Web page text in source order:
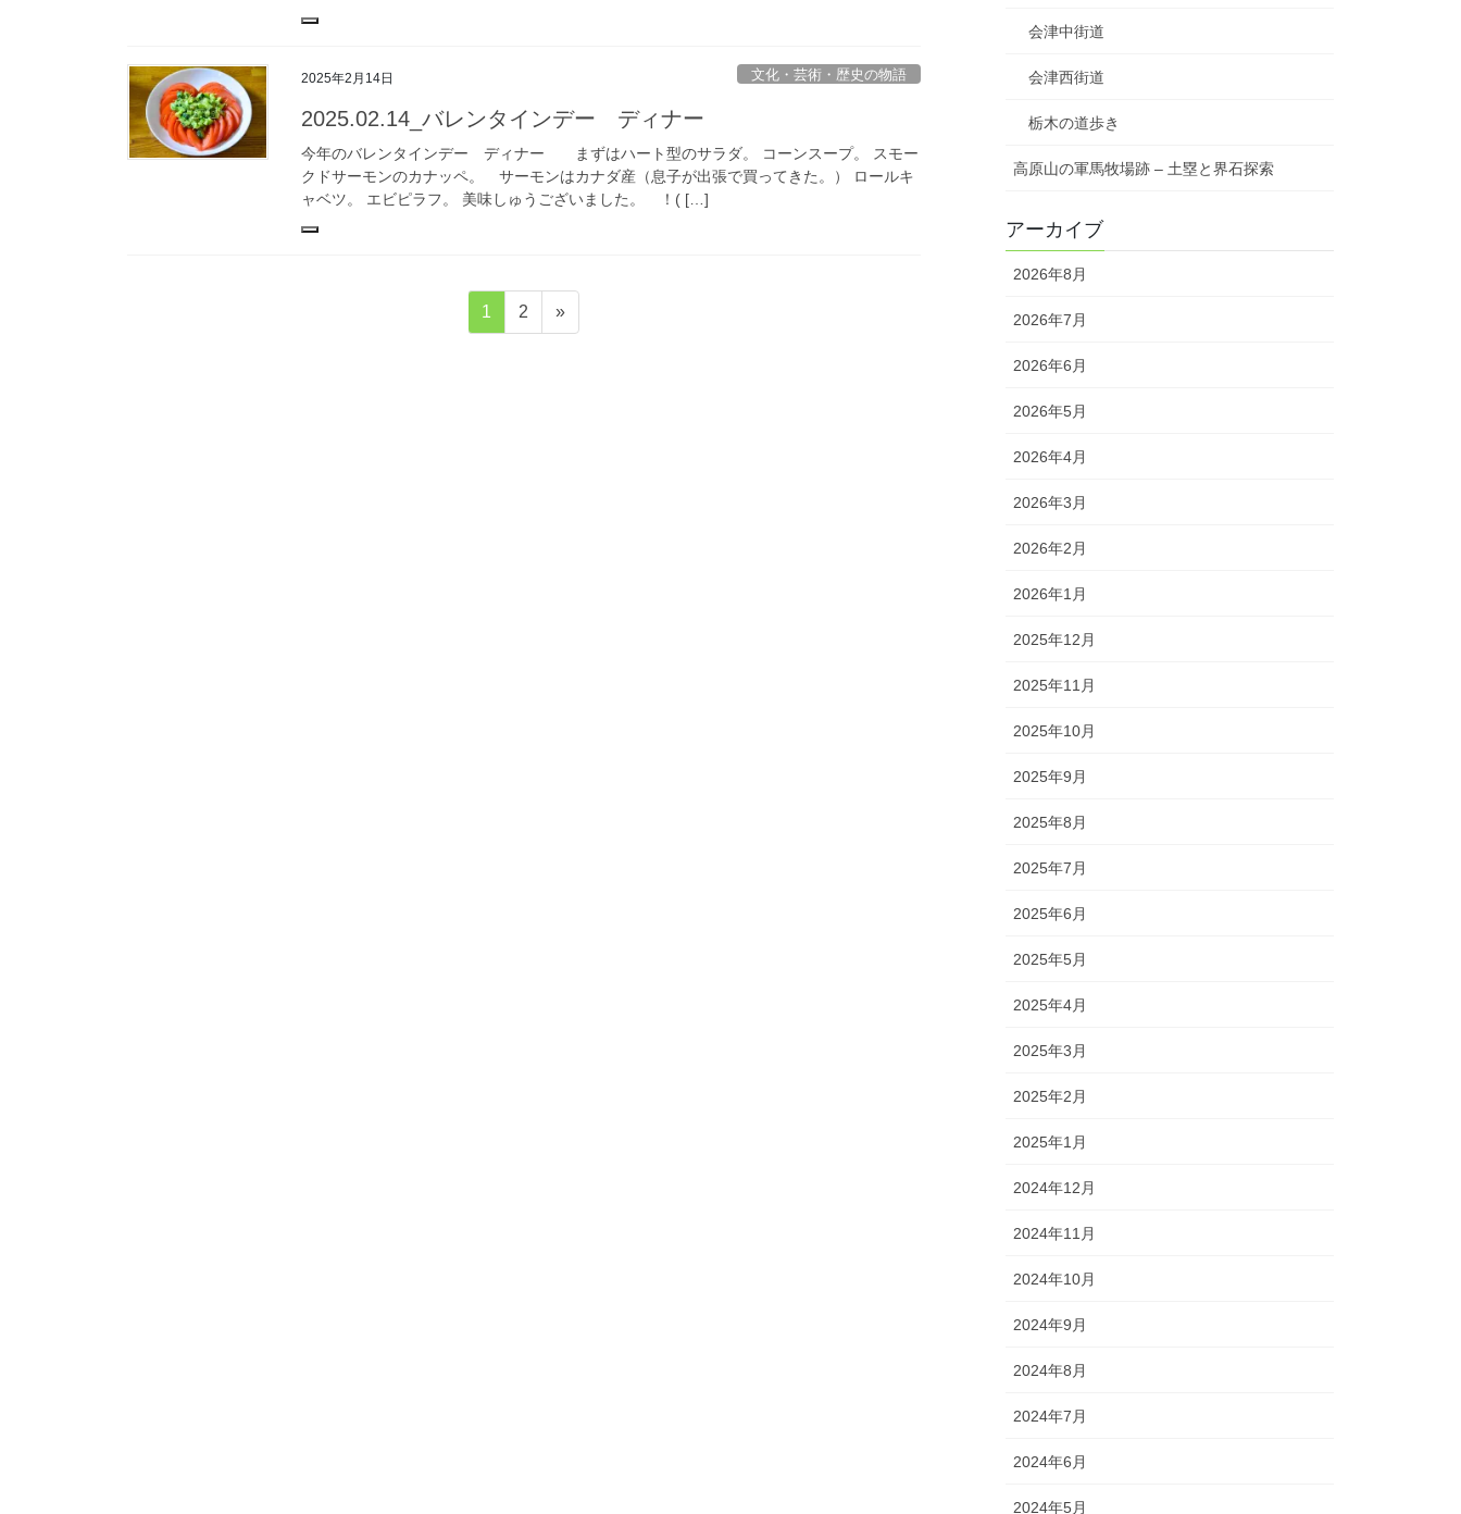
2025年2月14日 文化・芸術・歴史の物語
2025.02.14_バレンタインデー ディナー
今年のバレンタインデー ディナー まずはハート型のサラダ。 コーンスープ。 スモー
クドサーモンのカナッペ。 サーモンはカナダ産（息子が出張で買ってきた。） ロールキ
ャベツ。 エビピラフ。 美味しゅうございました。 ！( […]
固
定
1
固
定
2 »
会津中街道
会津西街道
栃木の道歩き
高原山の軍馬牧場跡 – 土塁と界石探索
アーカイブ
2026年8月
2026年7月
2026年6月
2026年5月
2026年4月
2026年3月
2026年2月
2026年1月
2025年12月
2025年11月
2025年10月
2025年9月
2025年8月
2025年7月
2025年6月
2025年5月
2025年4月
2025年3月
2025年2月
2025年1月
2024年12月
2024年11月
2024年10月
2024年9月
2024年8月
2024年7月
2024年6月
2024年5月